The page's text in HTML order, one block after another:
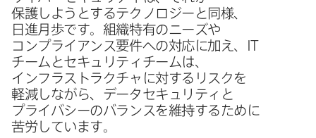
保護しようとする​テクノロジーと​同様、​
日進月歩です。​組織特有の​ニーズや​
コンプライアンス要件への​対応に​加え、
IT
チームと​セキュリティチームは、​
インフラストラクチャに​対する​リスクを​
軽減しながら、​データセキュリティと​
プライバシーの​バランスを​維持する​ために​
苦労しています。